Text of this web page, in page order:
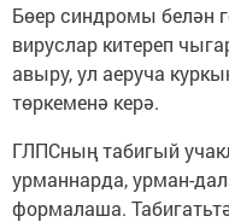
Бөер синдромы белән
вируслар китереп
авыру, ул аеруча
төркеменә керә.
ГЛПСның табигый
урманнарда, урман-
формалаша.